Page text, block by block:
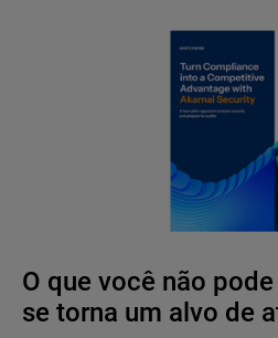
O que você não
se torna um alvo de